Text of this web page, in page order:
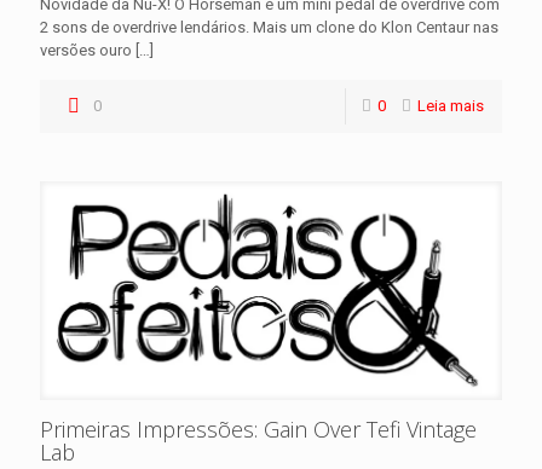
Novidade da Nu-X! O Horseman é um mini pedal de overdrive com
2 sons de overdrive lendários. Mais um clone do Klon Centaur nas
versões ouro […]
0 0 Leia mais
Primeiras Impressões: Gain Over Tefi Vintage
Lab